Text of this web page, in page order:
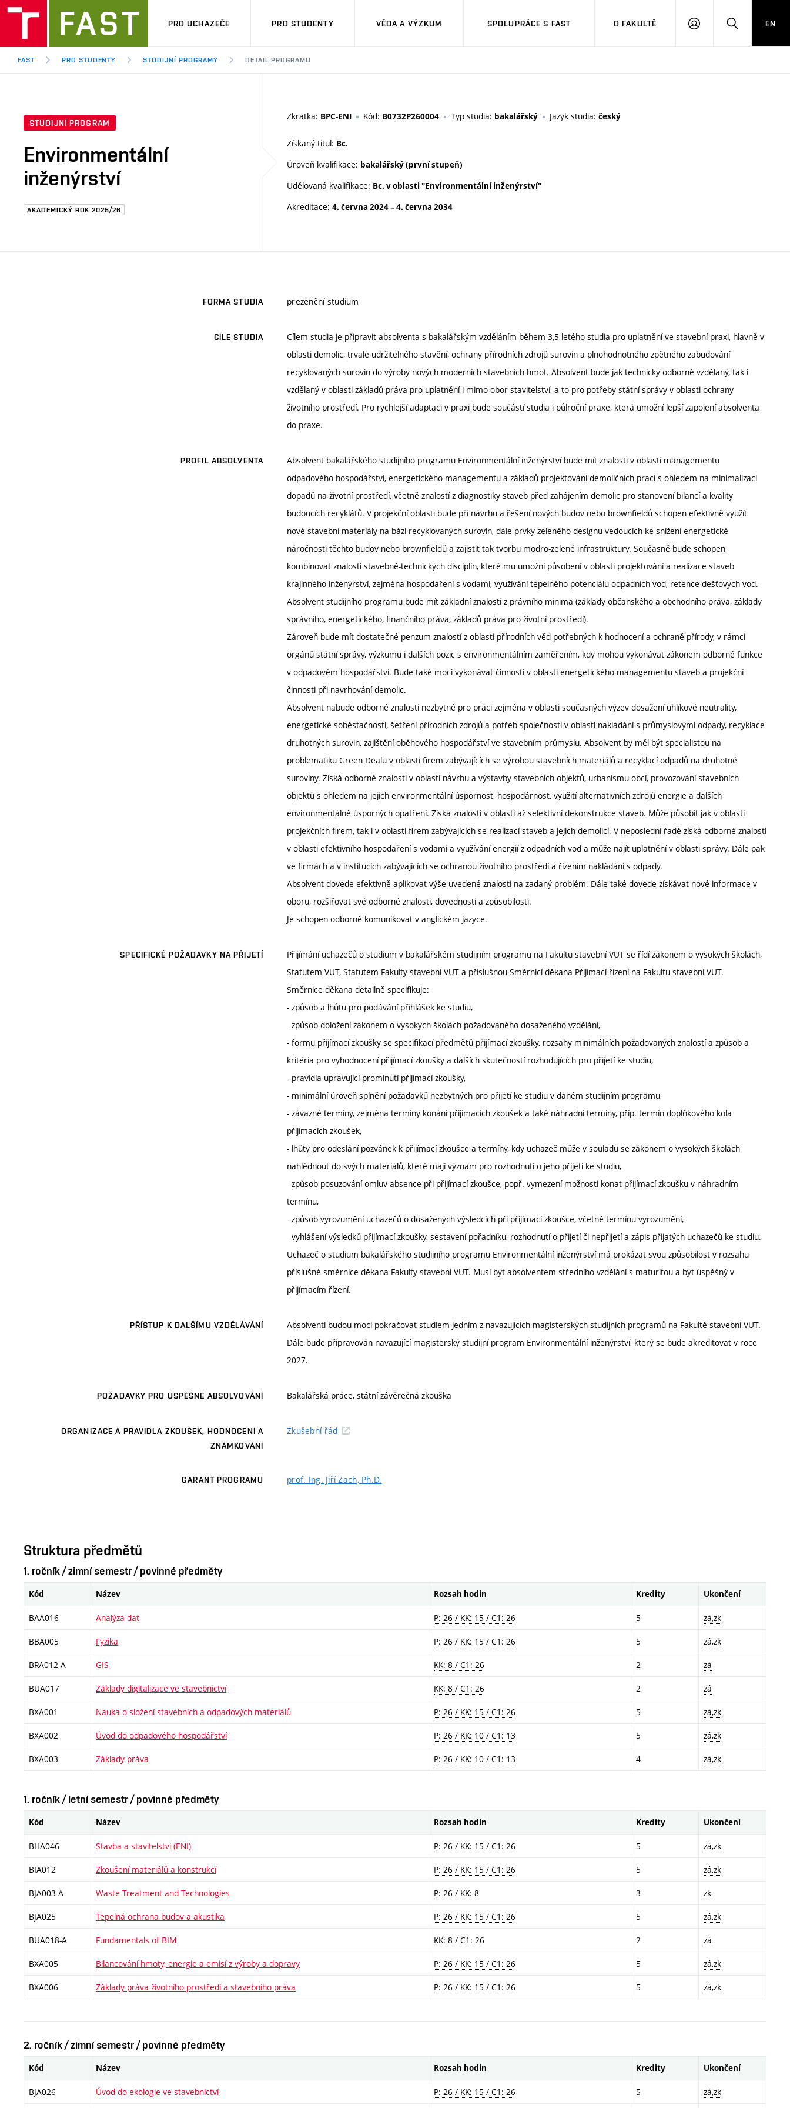
PRO UCHAZEČE PRO STUDENTY VĚDA A VÝZKUM SPOLUPRÁCE S FAST O FAKULTĚ
PŘIHLÁSITHLEDAT
EN
FAST PRO STUDENTY STUDIJNÍ PROGRAMY DETAIL PROGRAMU
STUDIJNÍ PROGRAM
Environmentální
inženýrství
AKADEMICKÝ ROK 2025/26
Zkratka: BPC-ENI Kód: B0732P260004 Typ studia: bakalářský Jazyk studia: český
Získaný titul: Bc.
Úroveň kvalifikace: bakalářský (první stupeň)
Udělovaná kvalifikace: Bc. v oblasti "Environmentální inženýrství"
Akreditace: 4. června 2024–4. června 2034
FORMA STUDIA prezenční studium
CÍLE STUDIA
Cílem studia je připravit absolventa s bakalářským vzděláním během 3,5 letého studia pro uplatnění ve stavební praxi, hlavně v
oblasti demolic, trvale udržitelného stavění, ochrany přírodních zdrojů surovin a plnohodnotného zpětného zabudování
recyklovaných surovin do výroby nových moderních stavebních hmot. Absolvent bude jak technicky odborně vzdělaný, tak i
vzdělaný v oblasti základů práva pro uplatnění i mimo obor stavitelství, a to pro potřeby státní správy v oblasti ochrany
životního prostředí. Pro rychlejší adaptaci v praxi bude součástí studia i půlroční praxe, která umožní lepší zapojení absolventa
do praxe.
PROFIL ABSOLVENTA
Absolvent bakalářského studijního programu Environmentální inženýrství bude mít znalosti v oblasti managementu
odpadového hospodářství, energetického managementu a základů projektování demoličních prací s ohledem na minimalizaci
dopadů na životní prostředí, včetně znalostí z diagnostiky staveb před zahájením demolic pro stanovení bilancí a kvality
budoucích recyklátů. V projekční oblasti bude při návrhu a řešení nových budov nebo brownfieldů schopen efektivně využít
nové stavební materiály na bázi recyklovaných surovin, dále prvky zeleného designu vedoucích ke snížení energetické
náročnosti těchto budov nebo brownfieldů a zajistit tak tvorbu modro-zelené infrastruktury. Současně bude schopen
kombinovat znalosti stavebně-technických disciplín, které mu umožní působení v oblasti projektování a realizace staveb
krajinného inženýrství, zejména hospodaření s vodami, využívání tepelného potenciálu odpadních vod, retence dešťových vod.
Absolvent studijního programu bude mít základní znalosti z právního minima (základy občanského a obchodního práva, základy
správního, energetického, finančního práva, základů práva pro životní prostředí).
Zároveň bude mít dostatečné penzum znalostí z oblasti přírodních věd potřebných k hodnocení a ochraně přírody, v rámci
orgánů státní správy, výzkumu i dalších pozic s environmentálním zaměřením, kdy mohou vykonávat zákonem odborné funkce
v odpadovém hospodářství. Bude také moci vykonávat činnosti v oblasti energetického managementu staveb a projekční
činnosti při navrhování demolic.
Absolvent nabude odborné znalosti nezbytné pro práci zejména v oblasti současných výzev dosažení uhlíkové neutrality,
energetické soběstačnosti, šetření přírodních zdrojů a potřeb společnosti v oblasti nakládání s průmyslovými odpady, recyklace
druhotných surovin, zajištění oběhového hospodářství ve stavebním průmyslu. Absolvent by měl být specialistou na
problematiku Green Dealu v oblasti firem zabývajících se výrobou stavebních materiálů a recyklací odpadů na druhotné
suroviny. Získá odborné znalosti v oblasti návrhu a výstavby stavebních objektů, urbanismu obcí, provozování stavebních
objektů s ohledem na jejich environmentální úspornost, hospodárnost, využití alternativních zdrojů energie a dalších
environmentálně úsporných opatření. Získá znalosti v oblasti až selektivní dekonstrukce staveb. Může působit jak v oblasti
projekčních firem, tak i v oblasti firem zabývajících se realizací staveb a jejich demolicí. V neposlední řadě získá odborné znalosti
v oblasti efektivního hospodaření s vodami a využívání energií z odpadních vod a může najít uplatnění v oblasti správy. Dále pak
ve firmách a v institucích zabývajících se ochranou životního prostředí a řízením nakládání s odpady.
Absolvent dovede efektivně aplikovat výše uvedené znalosti na zadaný problém. Dále také dovede získávat nové informace v
oboru, rozšiřovat své odborné znalosti, dovednosti a způsobilosti.
Je schopen odborně komunikovat v anglickém jazyce.
SPECIFICKÉ POŽADAVKY NA PŘIJETÍ
Přijímání uchazečů o studium v bakalářském studijním programu na Fakultu stavební VUT se řídí zákonem o vysokých školách,
Statutem VUT, Statutem Fakulty stavební VUT a příslušnou Směrnicí děkana Přijímací řízení na Fakultu stavební VUT.
Směrnice děkana detailně specifikuje:
- způsob a lhůtu pro podávání přihlášek ke studiu,
- způsob doložení zákonem o vysokých školách požadovaného dosaženého vzdělání,
- formu přijímací zkoušky se specifikací předmětů přijímací zkoušky, rozsahy minimálních požadovaných znalostí a způsob a
kritéria pro vyhodnocení přijímací zkoušky a dalších skutečností rozhodujících pro přijetí ke studiu,
- pravidla upravující prominutí přijímací zkoušky,
- minimální úroveň splnění požadavků nezbytných pro přijetí ke studiu v daném studijním programu,
- závazné termíny, zejména termíny konání přijímacích zkoušek a také náhradní termíny, příp. termín doplňkového kola
přijímacích zkoušek,
- lhůty pro odeslání pozvánek k přijímací zkoušce a termíny, kdy uchazeč může v souladu se zákonem o vysokých školách
nahlédnout do svých materiálů, které mají význam pro rozhodnutí o jeho přijetí ke studiu,
- způsob posuzování omluv absence při přijímací zkoušce, popř. vymezení možnosti konat přijímací zkoušku v náhradním
termínu,
- způsob vyrozumění uchazečů o dosažených výsledcích při přijímací zkoušce, včetně termínu vyrozumění,
- vyhlášení výsledků přijímací zkoušky, sestavení pořadníku, rozhodnutí o přijetí či nepřijetí a zápis přijatých uchazečů ke studiu.
Uchazeč o studium bakalářského studijního programu Environmentální inženýrství má prokázat svou způsobilost v rozsahu
příslušné směrnice děkana Fakulty stavební VUT. Musí být absolventem středního vzdělání s maturitou a být úspěšný v
přijímacím řízení.
PŘÍSTUP K DALŠÍMU VZDĚLÁVÁNÍ
Absolventi budou moci pokračovat studiem jedním z navazujících magisterských studijních programů na Fakultě stavební VUT.
Dále bude připravován navazující magisterský studijní program Environmentální inženýrství, který se bude akreditovat v roce
2027.
POŽADAVKY PRO ÚSPĚŠNÉ ABSOLVOVÁNÍ Bakalářská práce, státní závěrečná zkouška
ORGANIZACE A PRAVIDLA ZKOUŠEK, HODNOCENÍ A
ZNÁMKOVÁNÍ
Zkušební řád
GARANT PROGRAMU prof. Ing. Jiří Zach, Ph.D.
Struktura předmětů
1. ročník / zimní semestr / povinné předměty
Kód Název Rozsah hodin Kredity Ukončení
BAA016 Analýza dat P: 26 / KK: 15 / C1: 26 5 zá,zk
BBA005 Fyzika P: 26 / KK: 15 / C1: 26 5 zá,zk
BRA012-A GIS KK: 8 / C1: 26 2 zá
BUA017 Základy digitalizace ve stavebnictví KK: 8 / C1: 26 2 zá
BXA001 Nauka o složení stavebních a odpadových materiálů P: 26 / KK: 15 / C1: 26 5 zá,zk
BXA002 Úvod do odpadového hospodářství P: 26 / KK: 10 / C1: 13 5 zá,zk
BXA003 Základy práva P: 26 / KK: 10 / C1: 13 4 zá,zk
1. ročník / letní semestr / povinné předměty
Kód Název Rozsah hodin Kredity Ukončení
BHA046 Stavba a stavitelství (ENI) P: 26 / KK: 15 / C1: 26 5 zá,zk
BIA012 Zkoušení materiálů a konstrukcí P: 26 / KK: 15 / C1: 26 5 zá,zk
BJA003-A Waste Treatment and Technologies P: 26 / KK: 8 3 zk
BJA025 Tepelná ochrana budov a akustika P: 26 / KK: 15 / C1: 26 5 zá,zk
BUA018-A Fundamentals of BIM KK: 8 / C1: 26 2 zá
BXA005 Bilancování hmoty, energie a emisí z výroby a dopravy P: 26 / KK: 15 / C1: 26 5 zá,zk
BXA006 Základy práva životního prostředí a stavebního práva P: 26 / KK: 15 / C1: 26 5 zá,zk
2. ročník / zimní semestr / povinné předměty
Kód Název Rozsah hodin Kredity Ukončení
BJA026 Úvod do ekologie ve stavebnictví P: 26 / KK: 15 / C1: 26 5 zá,zk